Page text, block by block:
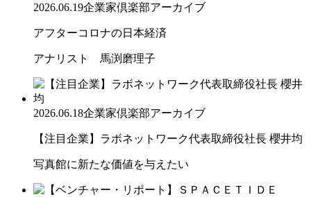
2026.06.19企業家倶楽部アーカイブ
アフターコロナの日本経済
アナリスト 馬渕磨理子
2026.06.18企業家倶楽部アーカイブ
【注目企業】ラボネットワーク代表取締役社長 櫻井均
写真館に新たな価値を与えたい